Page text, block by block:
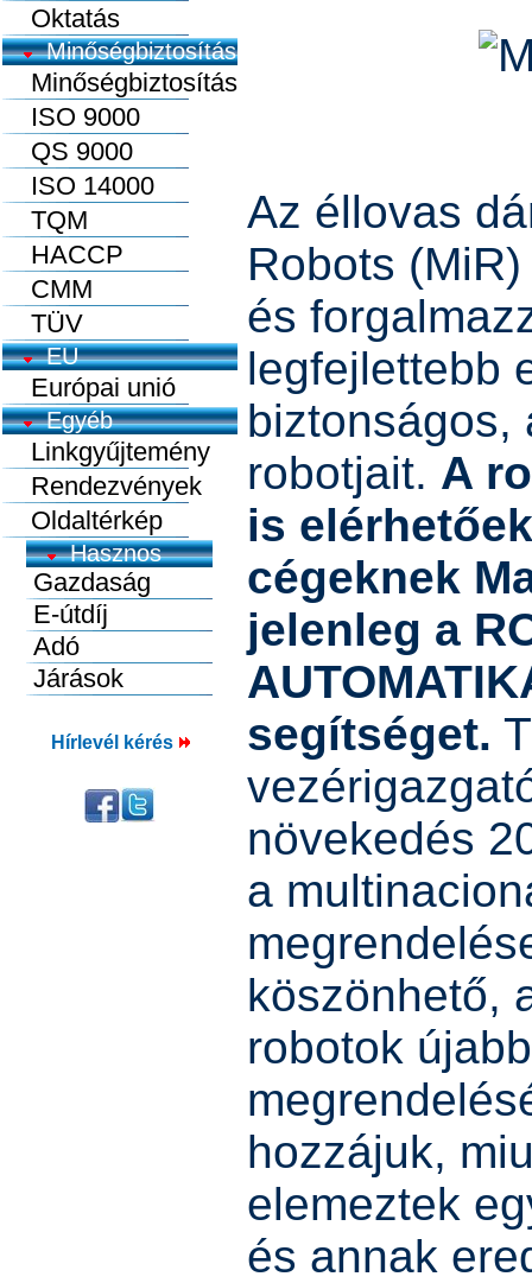
Oktatás
Minőségbiztosítás
Minőségbiztosítás
ISO 9000
QS 9000
ISO 14000
TQM
HACCP
CMM
TÜV
EU
Európai unió
Egyéb
Linkgyűjtemény
Rendezvények
Oldaltérkép
Hírlevél kérés
Az éllovas
Robots
és
legfejlettebb
biztonságos,
robotjait. A
is
cégeknek
jelenleg a
segítséget.
növekedés
a
köszönhető,
robotok
hozzájuk,
elemeztek
és annak